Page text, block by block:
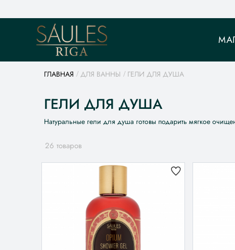
ГЛАВНАЯ ДЛЯ ВАННЫ ГЕЛИ ДЛЯ ДУША
ГЕЛИ ДЛЯ ДУША
Натуральные гели для душа готовы подарить мягкое
26 товаров